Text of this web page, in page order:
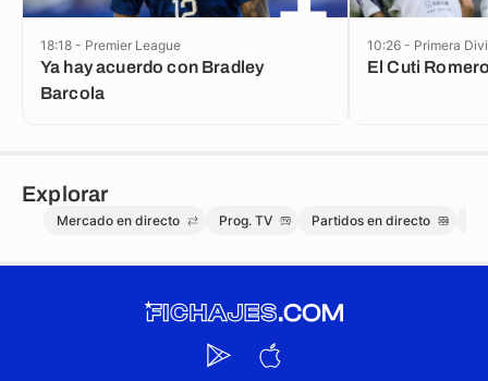
Ya hay acuerdo con Bradley
Barcola
18:18 - Premier League
El Cuti
10:26 - Primera
Explorar
Mercado en directo Prog. TV Partidos en directo